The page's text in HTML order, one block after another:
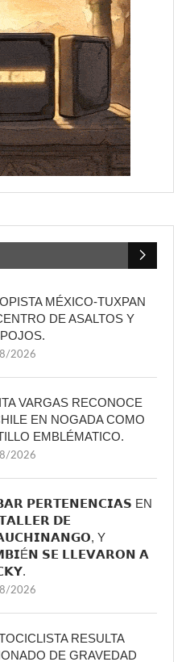
MÉXICO-TUXPAN
DE ASALTOS Y
2026
VARGAS RECONOCE
EN NOGADA COMO
EMBLÉMATICO.
2026
𝗣𝗘𝗥𝗧𝗘𝗡𝗘𝗡𝗖𝗜𝗔𝗦 EN
𝗗𝗘
Y
𝗦𝗘 𝗟𝗟𝗘𝗩𝗔𝗥𝗢𝗡 𝗔
2026
RESULTA
DE GRAVEDAD